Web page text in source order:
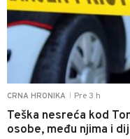
CRNA HRONIKA Pre 3 h
Teška nesreća kod
osobe, među njima i